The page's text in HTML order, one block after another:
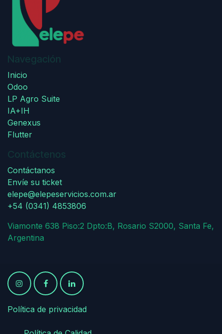
Navegación
Inicio
Odoo
LP Agro Suite
IA+IH
Genexus
Flutter
Contáctenos
Contáctanos
Envíe su ticket
elepe@elepeservicios.com.ar
+54 (0341) 4853806
Viamonte 638 Piso:2 Dpto:B, Rosario S2000, Santa Fe,
Argentina
Política de privacidad